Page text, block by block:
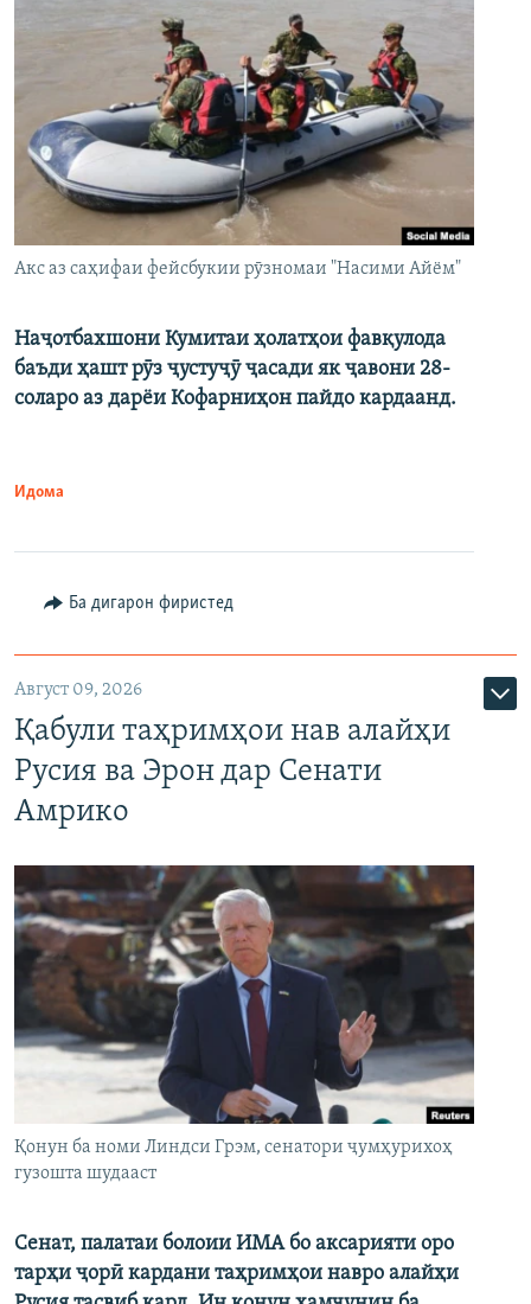
Акс аз саҳифаи фейсбукии рӯзномаи "Насими Айём"
Наҷотбахшони Кумитаи ҳолатҳои фавқулода
баъди ҳашт рӯз ҷустуҷӯ ҷасади як ҷавони 28-
соларо аз дарёи Кофарниҳон пайдо кардаанд.
Идома
Ба дигарон фиристед
Август 09, 2026
Қабули таҳримҳои нав алайҳи
Русия ва Эрон дар Сенати
Амрико
Қонун ба номи Линдси Грэм, сенатори ҷумҳурихоҳ
гузошта шудааст
Сенат, палатаи болоии ИМА бо аксарияти оро
тарҳи ҷорӣ кардани таҳримҳои навро алайҳи